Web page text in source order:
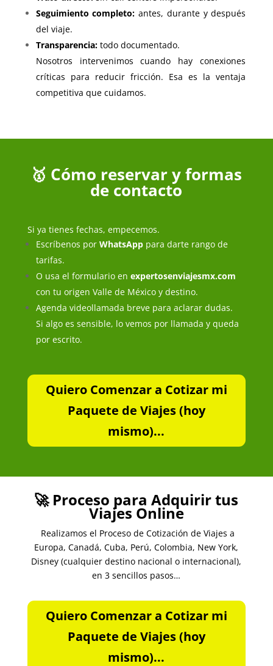
Seguimiento completo: antes, durante y después
del viaje.
Transparencia:todo documentado.
Nosotros intervenimos cuando hay conexiones
críticas para reducir fricción. Esa es la ventaja
competitiva que cuidamos.
🥇 Cómo reservar y formas
de contacto
Si ya tienes fechas, empecemos.
Escríbenos por WhatsApppara darte rango de
tarifas.
O usa el formulario en expertosenviajesmx.com
con tu origen Valle de México y destino.
Agenda videollamada breve para aclarar dudas.
Si algo es sensible, lo vemos por llamada y queda
por escrito.
Quiero Comenzar a Cotizar mi
Paquete de Viajes (hoy
mismo)...
🚀 Proceso para Adquirir tus
Viajes Online
Realizamos el Proceso de Cotización de Viajes a
Europa, Canadá, Cuba, Perú, Colombia, New York,
Disney (cualquier destino nacional o internacional),
en 3 sencillos pasos…
Quiero Comenzar a Cotizar mi
Paquete de Viajes (hoy
mismo)...